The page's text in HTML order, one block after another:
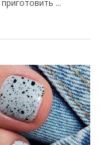
...